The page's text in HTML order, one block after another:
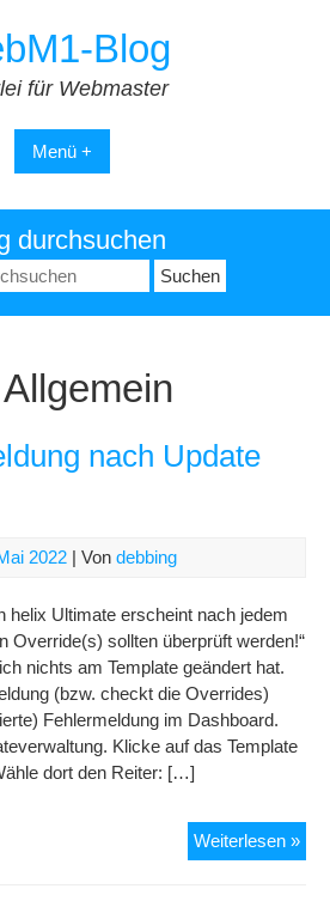
Blog
für Webmaster
Menü +
durchsuchen
Allgemein
nach Update
2022 | Von debbing
helix Ultimate erscheint nach jedem
Override(s) sollten überprüft werden!“
nichts am Template geändert hat.
(bzw. checkt die Overrides)
Fehlermeldung im Dashboard.
Klicke auf das Template
dort den Reiter: […]
Weiterlesen »